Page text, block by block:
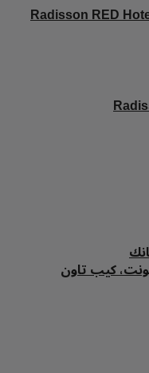
Radisson RED
كيب تاون